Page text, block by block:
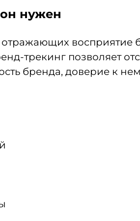
нужен
восприятие
трекинг позволяет
бренда, доверие к